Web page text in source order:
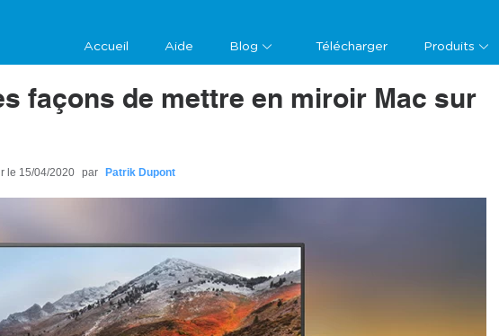
Accueil Aide Blog Télécharger Produits
façons de mettre en miroir Mac sur
le 15/04/2020 par Patrik Dupont